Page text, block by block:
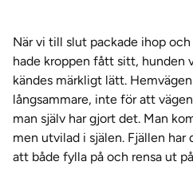
När vi till slut packade ihop
hade kroppen fått sitt, hunden
kändes märkligt lätt.
långsammare, inte för att
man själv har gjort det. Man
men utvilad i själen. Fjällen har
att både fylla på och rensa ut